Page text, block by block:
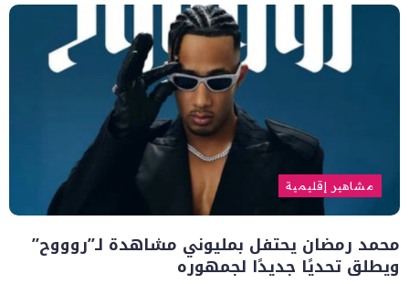
مشاهير إقليمية
محمد رمضان يحتفل بمليوني مشاهدة لـ”روووح”
ويطلق تحديًا جديدًا لجمهوره